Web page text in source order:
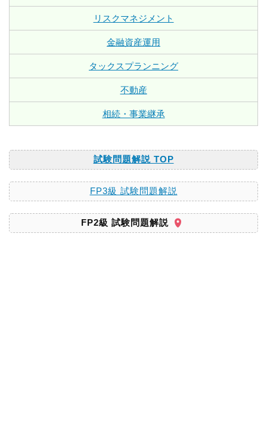
リスクマネジメント
金融資産運用
タックスプランニング
不動産
相続・事業継承
試験問題解説 TOP
FP3級 試験問題解説
FP2級 試験問題解説